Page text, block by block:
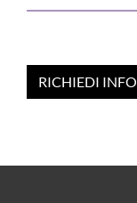
RICHIEDI INFO